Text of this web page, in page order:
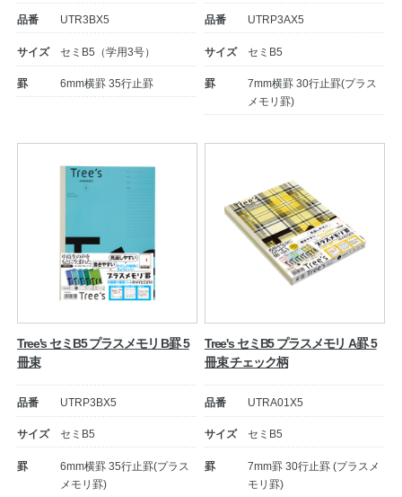
公式アカウント
品番 UTR3BX5
サイズ セミB5（学用3号）
罫 6mm横罫 35行止罫
品番 UTRP3AX5
サイズ セミB5
罫
7mm横罫 30行止罫(プラス
メモリ罫)
Tree's セミB5 プラスメモリ B罫 5
冊束
品番 UTRP3BX5
サイズ セミB5
罫
6mm横罫 35行止罫(プラス
メモリ罫)
Tree's セミB5 プラスメモリ A罫 5
冊束 チェック柄
品番 UTRA01X5
サイズ セミB5
罫
7mm罫 30行止罫 (プラスメ
モリ罫)